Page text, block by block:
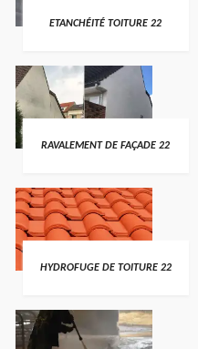
ETANCHÉITÉ TOITURE 22
RAVALEMENT DE FAÇADE 22
HYDROFUGE DE TOITURE 22